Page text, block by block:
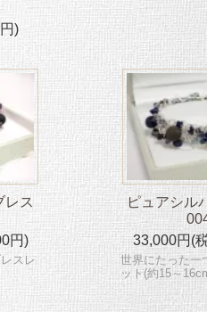
)
レス
円)
スレ
ピュアシル
33,000円(
世界にたった一
ット(約15～